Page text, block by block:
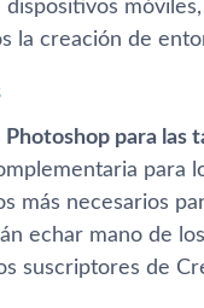
dispositivos
la creación de
Photoshop para las
para
más necesarios
echar mano de
suscriptores de